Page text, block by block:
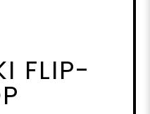
FLIP-